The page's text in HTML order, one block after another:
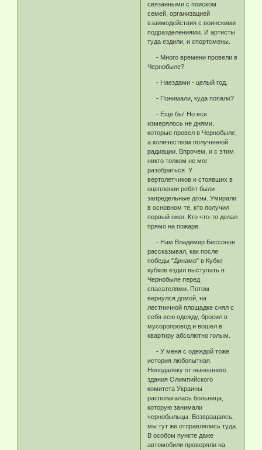
связанными с поиском
семей, организацией
взаимодействия с воинскими
подразделениями. И артисты
туда ездили, и спортсмены.
- Много времени провели в
Чернобыле?
- Наездами - целый год.
- Понимали, куда попали?
- Еще бы! Но все
измерялось не днями,
которые провел в Чернобыле,
а количеством полученной
радиации. Впрочем, и с этим
никто толком не мог
разобраться. У
вертолетчиков и стоявших в
оцеплении ребят были
запредельные дозы. Умирали
в основном те, кто получил
первый ожег. Кто что-то делал
прямо на пожаре.
- Нам Владимир Бессонов
рассказывал, как после
победы "Динамо" в Кубке
кубков ездил выступать в
Чернобыле перед
спасателями. Потом
вернулся домой, на
лестничной площадке снял с
себя всю одежду, бросил в
мусоропровод и вошел в
квартиру абсолютно голым.
- У меня с одеждой тоже
история любопытная.
Неподалеку от нынешнего
здания Олимпийского
комитета Украины
располагалась больница,
которую занимали
чернобыльцы. Возвращаясь,
мы тут же отправлялись туда.
В особом пункте даже
автомобили проверяли на